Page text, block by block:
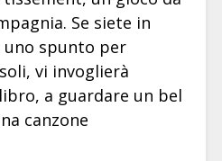
Se siete in
uno spunto per
vi invoglierà
a guardare un bel
canzone